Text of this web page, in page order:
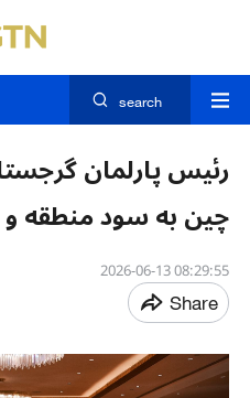
search
رئیس پارلمان
چین به سود منطقه
08:29:55 2026-06-13
Share